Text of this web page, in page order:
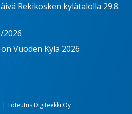
Rekikosken kylätalolla 29.8.
2026
Vuoden Kylä 2026
| ToteutusDigiteekki Oy